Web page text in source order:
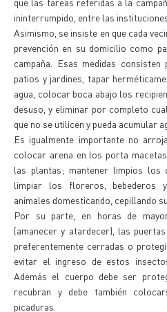
ininterrumpido, entre las
Asimismo, se insiste en que cada
prevención en su domicilio como
campaña. Esas medidas
patios y jardines, tapar
agua, colocar boca abajo los
desuso, y eliminar por completo
que no se utilicen y pueda acumular
Es igualmente importante no
colocar arena en los porta
las plantas; mantener limpios los
limpiar los floreros, bebederos
animales domesticando, cepillando
Por su parte, en horas de
(amanecer y atardecer), las
preferentemente cerradas o
evitar el ingreso de estos
Además el cuerpo debe ser
recubran y debe también
picaduras.